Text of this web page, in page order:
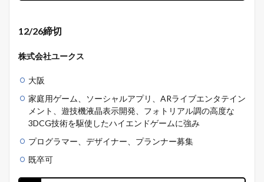
12/26締切
株式会社ユークス
大阪
家庭用ゲーム、ソーシャルアプリ、ARライブエンタテイン
メント、遊技機液晶表示開発、フォトリアル調の高度な
3DCG技術を駆使したハイエンドゲームに強み
プログラマー、デザイナー、プランナー募集
既卒可